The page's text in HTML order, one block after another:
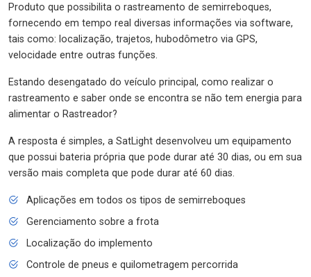
Produto que possibilita o rastreamento de semirreboques,
fornecendo em tempo real diversas informações via software,
tais como: localização, trajetos, hubodômetro via GPS,
velocidade entre outras funções.
Estando desengatado do veículo principal, como realizar o
rastreamento e saber onde se encontra se não tem energia para
alimentar o Rastreador?
A resposta é simples, a SatLight desenvolveu um equipamento
que possui bateria própria que pode durar até 30 dias, ou em sua
versão mais completa que pode durar até 60 dias.
Aplicações em todos os tipos de semirreboques
Gerenciamento sobre a frota
Localização do implemento
Controle de pneus e quilometragem percorrida